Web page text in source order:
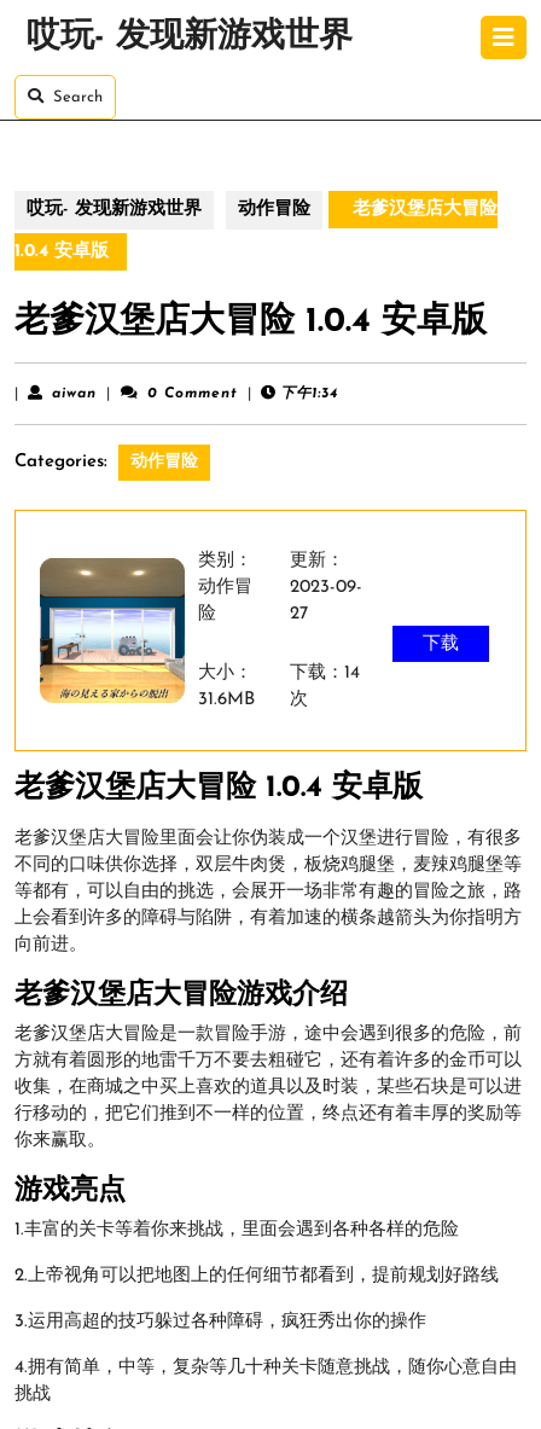
哎玩- 发现新游戏世界
Search
哎玩- 发现新游戏世界 动作冒险 老爹汉堡店大冒险
1.0.4 安卓版
老爹汉堡店大冒险 1.0.4 安卓版
aiwan aiwan 0 Comment 下午1:34
Categories: 动作冒险
类别：
动作冒
险
大小：
31.6MB
更新：
2023-09-
27
下载：14
次
下载
老爹汉堡店大冒险 1.0.4 安卓版
老爹汉堡店大冒险里面会让你伪装成一个汉堡进行冒险，有很多
不同的口味供你选择，双层牛肉煲，板烧鸡腿堡，麦辣鸡腿堡等
等都有，可以自由的挑选，会展开一场非常有趣的冒险之旅，路
上会看到许多的障碍与陷阱，有着加速的横条越箭头为你指明方
向前进。
老爹汉堡店大冒险游戏介绍
老爹汉堡店大冒险是一款冒险手游，途中会遇到很多的危险，前
方就有着圆形的地雷千万不要去粗碰它，还有着许多的金币可以
收集，在商城之中买上喜欢的道具以及时装，某些石块是可以进
行移动的，把它们推到不一样的位置，终点还有着丰厚的奖励等
你来赢取。
游戏亮点
1.丰富的关卡等着你来挑战，里面会遇到各种各样的危险
2.上帝视角可以把地图上的任何细节都看到，提前规划好路线
3.运用高超的技巧躲过各种障碍，疯狂秀出你的操作
4.拥有简单，中等，复杂等几十种关卡随意挑战，随你心意自由
挑战